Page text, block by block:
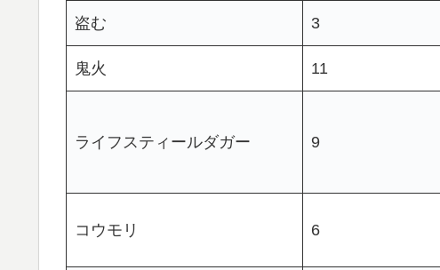
盗む 3
鬼火 11
ライフスティールダガー 9
コウモリ 6